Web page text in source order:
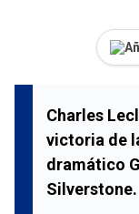
Charles
victoria de
dramático
Silverstone.